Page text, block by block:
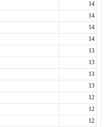
14
14
14
14
13
13
13
13
12
12
12